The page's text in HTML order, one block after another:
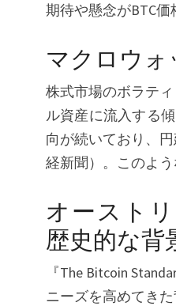
期待や懸念がBTC価
マクロウォ
株式市場のボラテ
ル資産に流入する
向が続いており、
経新聞）。このよ
オースト
歴史的な背
『The Bitcoin
ニーズを高めてき